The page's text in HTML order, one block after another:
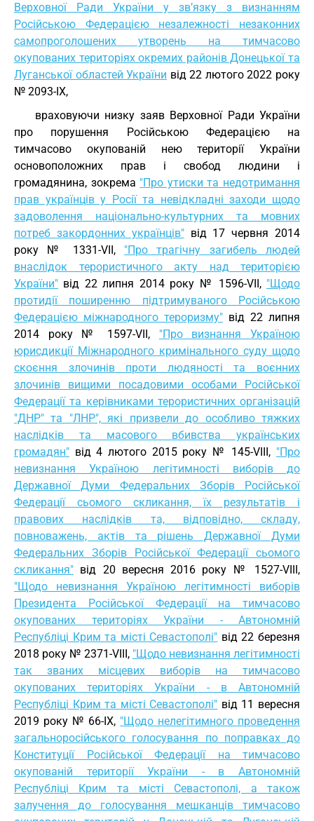
Верховної Ради України у зв’язку з визнанням
Російською Федерацією незалежності незаконних
самопроголошених утворень на тимчасово
окупованих територіях окремих районів Донецької та
Луганської областей України від 22 лютого 2022 року
№ 2093-IX,
враховуючи низку заяв Верховної Ради України
про порушення Російською Федерацією на
тимчасово окупованій нею території України
основоположних прав і свобод людини і
громадянина, зокрема "Про утиски та недотримання
прав українців у Росії та невідкладні заходи щодо
задоволення національно-культурних та мовних
потреб закордонних українців"від 17 червня 2014
року № 1331-VII, "Про трагічну загибель людей
внаслідок терористичного акту над територією
України" від 22 липня 2014 року № 1596-VII, "Щодо
протидії поширенню підтримуваного Російською
Федерацією міжнародного тероризму" від 22 липня
2014 року № 1597-VII, "Про визнання Україною
юрисдикції Міжнародного кримінального суду щодо
скоєння злочинів проти людяності та воєнних
злочинів вищими посадовими особами Російської
Федерації та керівниками терористичних організацій
"ДНР" та "ЛНР", які призвели до особливо тяжких
наслідків та масового вбивства українських
громадян" від 4 лютого 2015 року № 145-VIII, "Про
невизнання Україною легітимності виборів до
Державної Думи Федеральних Зборів Російської
Федерації сьомого скликання, їх результатів і
правових наслідків та, відповідно, складу,
повноважень, актів та рішень Державної Думи
Федеральних Зборів Російської Федерації сьомого
скликання" від 20 вересня 2016 року № 1527-VIII,
"Щодо невизнання Україною легітимності виборів
Президента Російської Федерації на тимчасово
окупованих територіях України - Автономній
Республіці Крим та місті Севастополі" від 22 березня
2018 року № 2371-VIII, "Щодо невизнання легітимності
так званих місцевих виборів на тимчасово
окупованих територіях України - в Автономній
Республіці Крим та місті Севастополі" від 11 вересня
2019 року № 66-IX, "Щодо нелегітимного проведення
загальноросійського голосування по поправках до
Конституції Російської Федерації на тимчасово
окупованій території України - в Автономній
Республіці Крим та місті Севастополі, а також
залучення до голосування мешканців тимчасово